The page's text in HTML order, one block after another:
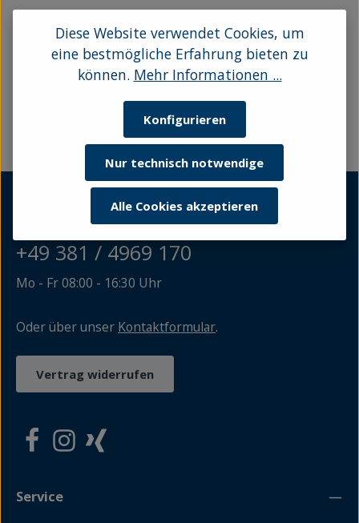
Keine Produkte gefunden.
Kundenservice / Buchbestellung
+49 381 / 4969 170
Mo - Fr 08:00 - 16:30 Uhr
Oder über unser Kontaktformular.
Vertrag widerrufen
Service
Diese Website verwendet Cookies, um
eine bestmögliche Erfahrung bieten zu
können. Mehr Informationen ...
Nur technisch notwendige
Konfigurieren
Alle Cookies akzeptieren